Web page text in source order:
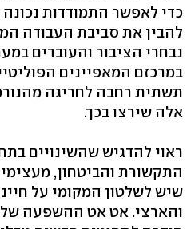
כדי לאפשר התמודדות
להבין את סביבת העבודה
נבחרי הציבור והעובדים
במרכזם המאפיינים
תשתית רחבה לחריגה
אלה שירצו בכך.
ראוי להדגיש שהשינויים
התקשורת והביטחון,
שיש לשלטון המקומי על
והארצי. אט אט ההשפעה של